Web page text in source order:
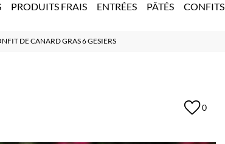
PRODUITS FRAIS ENTRÉES PÂTÉS CONFITS
DE CANARD GRAS 6 GESIERS
0